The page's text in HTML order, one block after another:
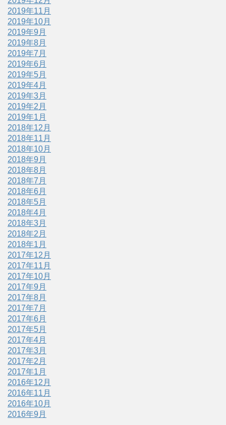
2019年11月
2019年10月
2019年9月
2019年8月
2019年7月
2019年6月
2019年5月
2019年4月
2019年3月
2019年2月
2019年1月
2018年12月
2018年11月
2018年10月
2018年9月
2018年8月
2018年7月
2018年6月
2018年5月
2018年4月
2018年3月
2018年2月
2018年1月
2017年12月
2017年11月
2017年10月
2017年9月
2017年8月
2017年7月
2017年6月
2017年5月
2017年4月
2017年3月
2017年2月
2017年1月
2016年12月
2016年11月
2016年10月
2016年9月